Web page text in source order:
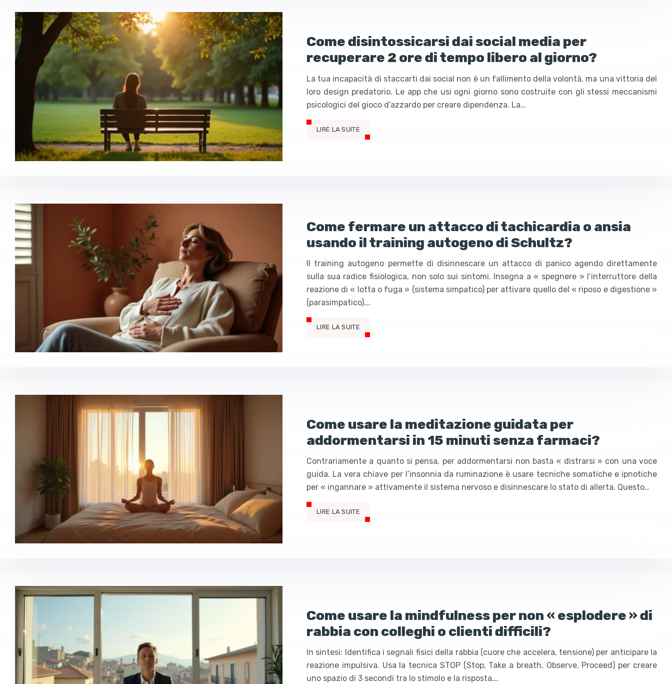
Come disintossicarsi dai social media per
recuperare 2 ore di tempo libero al giorno?
La tua incapacità di staccarti dai social non è un fallimento della volontà, ma una vittoria del
loro design predatorio. Le app che usi ogni giorno sono costruite con gli stessi meccanismi
psicologici del gioco d’azzardo per creare dipendenza. La…
LIRE LA SUITE
Come fermare un attacco di tachicardia o ansia
usando il training autogeno di Schultz?
Il training autogeno permette di disinnescare un attacco di panico agendo direttamente
sulla sua radice fisiologica, non solo sui sintomi. Insegna a « spegnere » l’interruttore della
reazione di « lotta o fuga » (sistema simpatico) per attivare quello del « riposo e digestione »
(parasimpatico)….
LIRE LA SUITE
Come usare la meditazione guidata per
addormentarsi in 15 minuti senza farmaci?
Contrariamente a quanto si pensa, per addormentarsi non basta « distrarsi » con una voce
guida. La vera chiave per l’insonnia da ruminazione è usare tecniche somatiche e ipnotiche
per « ingannare » attivamente il sistema nervoso e disinnescare lo stato di allerta. Questo…
LIRE LA SUITE
Come usare la mindfulness per non « esplodere » di
rabbia con colleghi o clienti difficili?
In sintesi: Identifica i segnali fisici della rabbia (cuore che accelera, tensione) per anticipare la
reazione impulsiva. Usa la tecnica STOP (Stop, Take a breath, Observe, Proceed) per creare
uno spazio di 3 secondi tra lo stimolo e la risposta….